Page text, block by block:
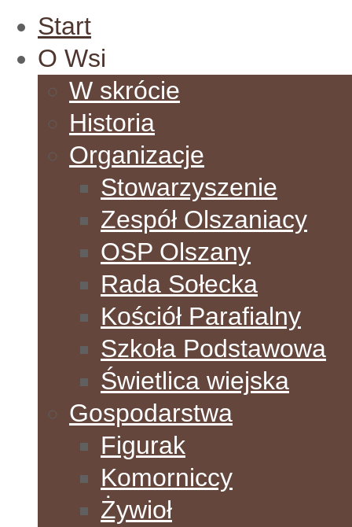
Start
O Wsi
W skrócie
Historia
Organizacje
Stowarzyszenie
Zespół Olszaniacy
OSP Olszany
Rada Sołecka
Kościół Parafialny
Szkoła Podstawowa
Świetlica wiejska
Gospodarstwa
Figurak
Komorniccy
Żywioł